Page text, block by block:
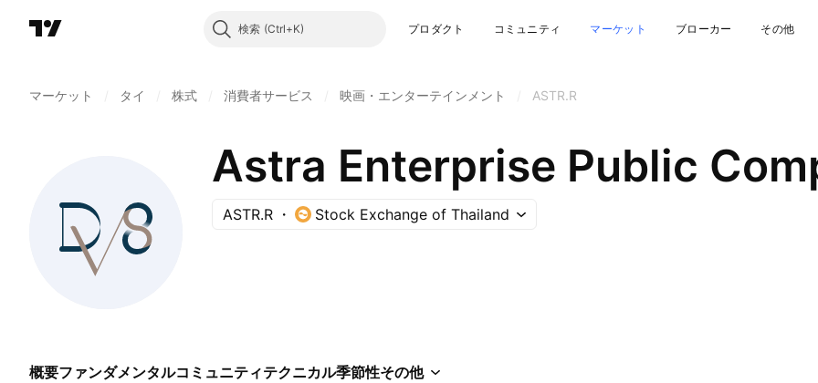
検索 プロダクト コミュニティ マーケット ブローカー その他
マーケット タイ 株式 消費者サービス 映画・エンターテインメント ASTR.R
ASTR.R Stock Exchange of Thailand
概要ファンダメンタルコミュニティテクニカル季節性その他